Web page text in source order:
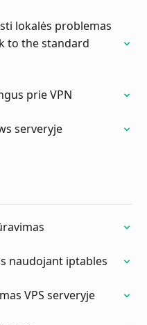
lokalės problemas
to the standard
prie VPN
serveryje
naudojant iptables
VPS serveryje